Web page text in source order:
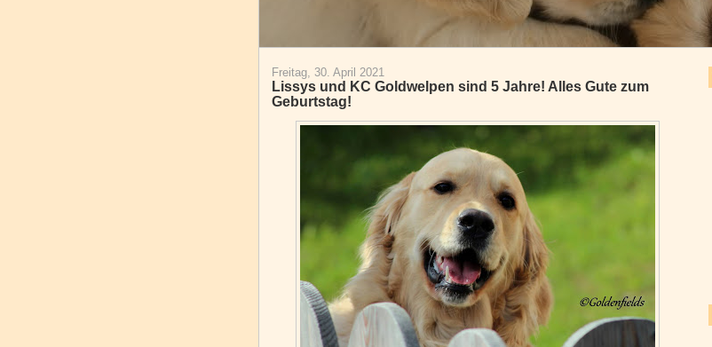
Freitag, 30. April 2021
Lissys und KC Goldwelpen sind 5 Jahre! Alles Gute zum
Geburtstag!